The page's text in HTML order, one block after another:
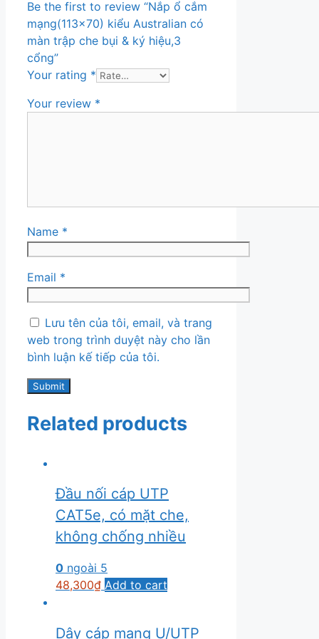
Be the first to review “Nắp ổ cắm
mạng(113×70) kiểu Australian có
màn trập che bụi & ký hiệu,3
cổng”
Your rating *
Your review *
Name *
Email *
Lưu tên của tôi, email, và trang
web trong trình duyệt này cho lần
bình luận kế tiếp của tôi.
Related products
Đầu nối cáp UTP
CAT5e, có mặt che,
không chống nhiều
0 ngoài 5
48,300₫ Add to cart
Dây cáp mạng U/UTP